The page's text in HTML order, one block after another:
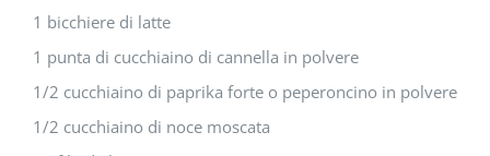
1 bicchiere di latte
1 punta di cucchiaino di cannella in polvere
1/2 cucchiaino di paprika forte o peperoncino in polvere
1/2 cucchiaino di noce moscata